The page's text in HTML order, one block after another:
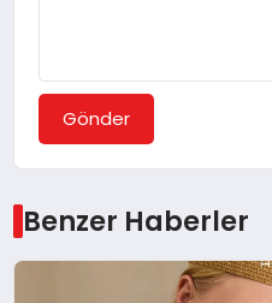
Gönder
Benzer Haberler